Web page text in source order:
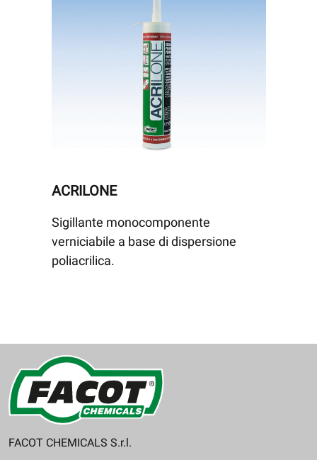
ACRILONE
Sigillante monocomponente
verniciabile a base di dispersione
poliacrilica.
FACOT CHEMICALS S.r.l.